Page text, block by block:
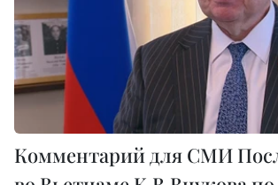
Комментарий для СМИ